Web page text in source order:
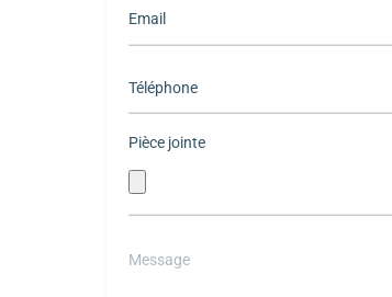
Pièce jointe
leave